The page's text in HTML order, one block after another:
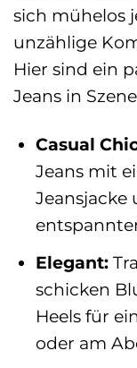
sich mühelos
unzählige
Hier sind ein
Jeans in
Casual
Jeans mit
Jeansjacke
Elegant:
schicken
Heels für
oder am